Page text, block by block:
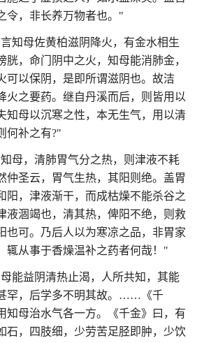
令，非长养万物者也。"
知母佐黄柏滋阴降火，有金水相生
胱，命门阴中之火，知母能消肺金，
可以保阴，是即所谓滋阴也。故洁
火之要药。继自丹溪而后，则皆用以
知母以沉寒之性，本无生气，用以清
何补之有?"
母，清肺胃气分之热，则津液不耗
仲圣云，胃气生热，其阳则绝。盖胃
阳，津液渐干，而成枯燥不能杀谷之
液涸竭也，清其热，俾阳不绝，则救
也可。乃后人以为寒凉之品，非胃家
辄从事于香燥温补之药者何哉！"
能益阴清热止渴，人所共知，其能
罕，后学多不明其故。……《千
知母治水气各一方。《千金》曰，有
石，四肢细，少劳苦足胫即肿，少饮